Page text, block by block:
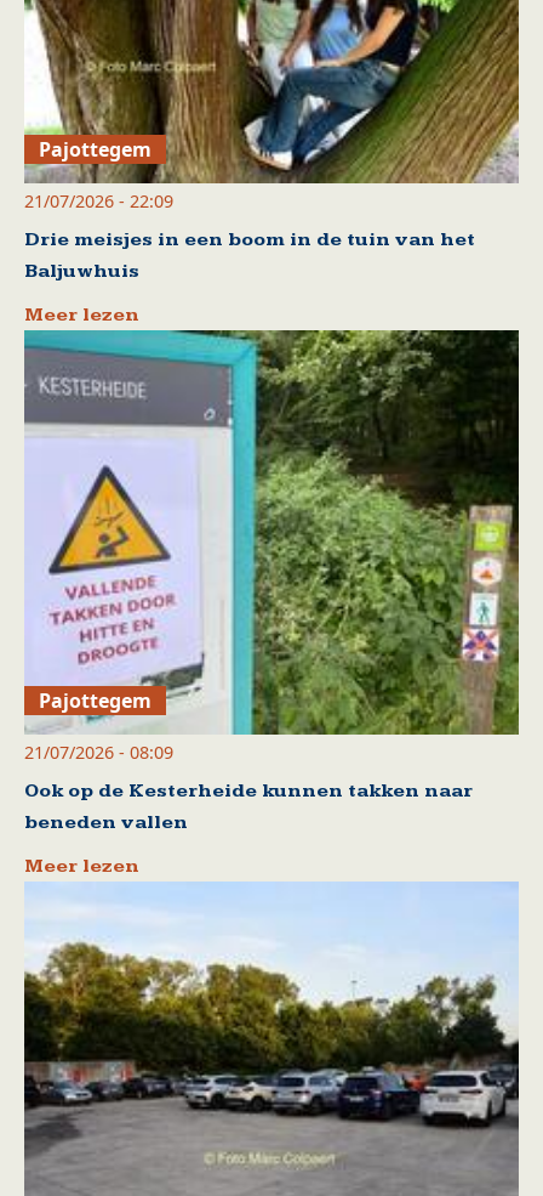
Pajottegem
21/07/2026 - 22:09
Drie meisjes in een boom in de tuin van het
Baljuwhuis
Meer lezen
Pajottegem
21/07/2026 - 08:09
Ook op de Kesterheide kunnen takken naar
beneden vallen
Meer lezen